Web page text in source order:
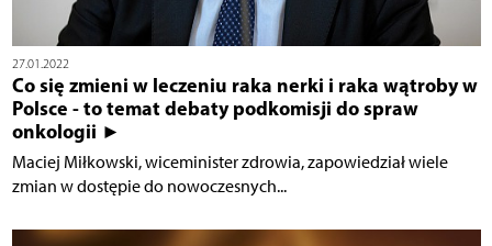
27.01.2022
Co się zmieni w leczeniu raka nerki i raka wątroby w
Polsce - to temat debaty podkomisji do spraw
onkologii ►
Maciej Miłkowski, wiceminister zdrowia, zapowiedział wiele
zmian w dostępie do nowoczesnych...